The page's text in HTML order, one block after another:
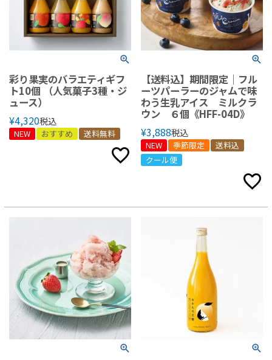
彩り果実のバラエティギフ
ト10個 （人気菓子3種・ジ
ュース）
¥4,320税込
NEW おすすめ 送料無料
【送料込】期間限定｜フル
ーツパーラーのジャムで味
わう生乳アイス ミルクラ
ウン ６個《HFF-04D》
¥3,888税込
NEW 季節限定
送料込
クール便